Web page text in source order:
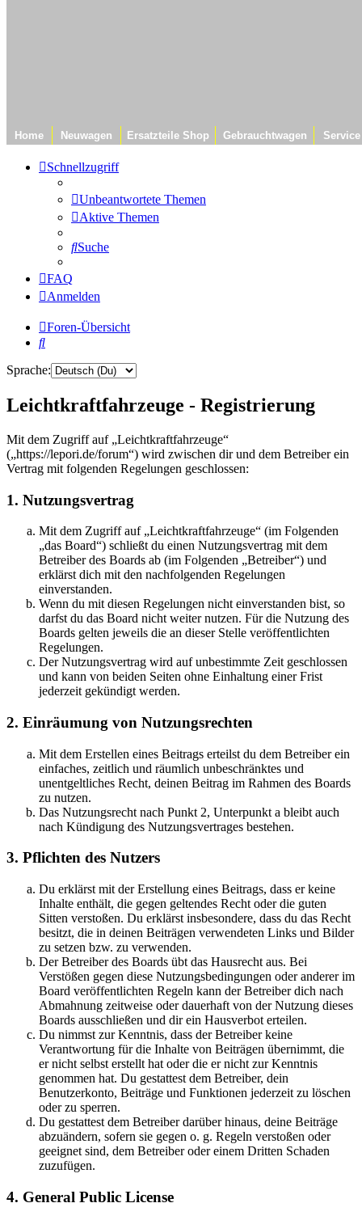
Home Neuwagen Ersatzteile Shop Gebrauchtwagen Service
Schnellzugriff
Unbeantwortete Themen
Aktive Themen
Suche
FAQ
Anmelden
Foren-Übersicht
Suche
Sprache:
Leichtkraftfahrzeuge - Registrierung
Mit dem Zugriff auf „Leichtkraftfahrzeuge“
(„https://lepori.de/forum“) wird zwischen dir und dem Betreiber ein
Vertrag mit folgenden Regelungen geschlossen:
1. Nutzungsvertrag
Mit dem Zugriff auf „Leichtkraftfahrzeuge“ (im Folgenden
„das Board“) schließt du einen Nutzungsvertrag mit dem
Betreiber des Boards ab (im Folgenden „Betreiber“) und
erklärst dich mit den nachfolgenden Regelungen
einverstanden.
Wenn du mit diesen Regelungen nicht einverstanden bist, so
darfst du das Board nicht weiter nutzen. Für die Nutzung des
Boards gelten jeweils die an dieser Stelle veröffentlichten
Regelungen.
Der Nutzungsvertrag wird auf unbestimmte Zeit geschlossen
und kann von beiden Seiten ohne Einhaltung einer Frist
jederzeit gekündigt werden.
2. Einräumung von Nutzungsrechten
Mit dem Erstellen eines Beitrags erteilst du dem Betreiber ein
einfaches, zeitlich und räumlich unbeschränktes und
unentgeltliches Recht, deinen Beitrag im Rahmen des Boards
zu nutzen.
Das Nutzungsrecht nach Punkt 2, Unterpunkt a bleibt auch
nach Kündigung des Nutzungsvertrages bestehen.
3. Pflichten des Nutzers
Du erklärst mit der Erstellung eines Beitrags, dass er keine
Inhalte enthält, die gegen geltendes Recht oder die guten
Sitten verstoßen. Du erklärst insbesondere, dass du das Recht
besitzt, die in deinen Beiträgen verwendeten Links und Bilder
zu setzen bzw. zu verwenden.
Der Betreiber des Boards übt das Hausrecht aus. Bei
Verstößen gegen diese Nutzungsbedingungen oder anderer im
Board veröffentlichten Regeln kann der Betreiber dich nach
Abmahnung zeitweise oder dauerhaft von der Nutzung dieses
Boards ausschließen und dir ein Hausverbot erteilen.
Du nimmst zur Kenntnis, dass der Betreiber keine
Verantwortung für die Inhalte von Beiträgen übernimmt, die
er nicht selbst erstellt hat oder die er nicht zur Kenntnis
genommen hat. Du gestattest dem Betreiber, dein
Benutzerkonto, Beiträge und Funktionen jederzeit zu löschen
oder zu sperren.
Du gestattest dem Betreiber darüber hinaus, deine Beiträge
abzuändern, sofern sie gegen o. g. Regeln verstoßen oder
geeignet sind, dem Betreiber oder einem Dritten Schaden
zuzufügen.
4. General Public License